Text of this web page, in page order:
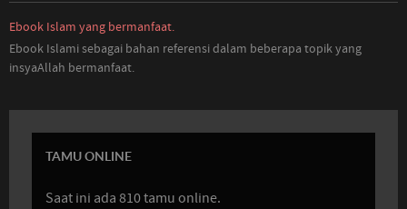
Ebook Islam yang bermanfaat.
Ebook Islami sebagai bahan referensi dalam beberapa topik yang
insyaAllah bermanfaat.
TAMU ONLINE
Saat ini ada 810 tamu online.